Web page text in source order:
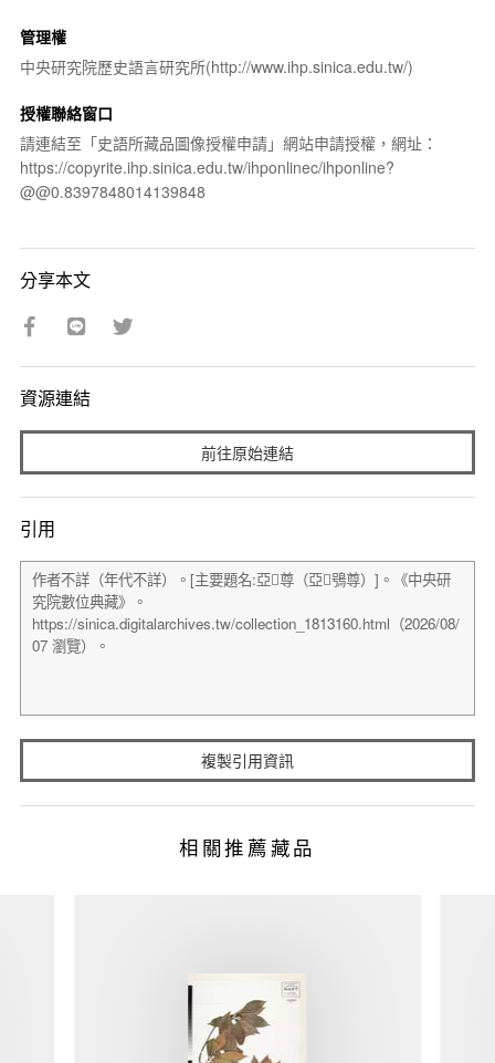
管理權
中央研究院歷史語言研究所(http://www.ihp.sinica.edu.tw/)
授權聯絡窗口
請連結至「史語所藏品圖像授權申請」網站申請授權，網址：
https://copyrite.ihp.sinica.edu.tw/ihponlinec/ihponline?
@@0.8397848014139848
分享本文
資源連結
前往原始連結
引用
複製引用資訊
相關推薦藏品